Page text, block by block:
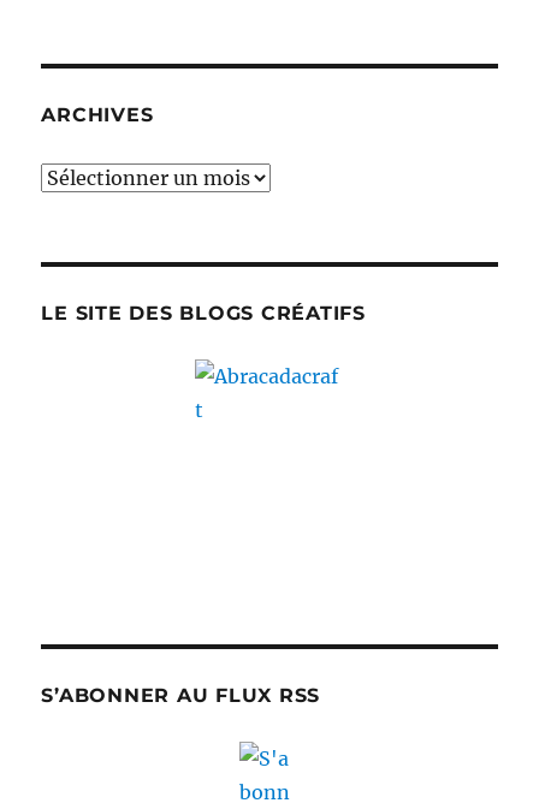
ARCHIVES
Archives
LE SITE DES BLOGS CRÉATIFS
S’ABONNER AU FLUX RSS